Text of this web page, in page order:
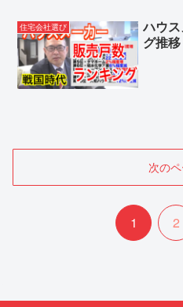
住宅会社選び
ハウ
グ推移
次の
1 2